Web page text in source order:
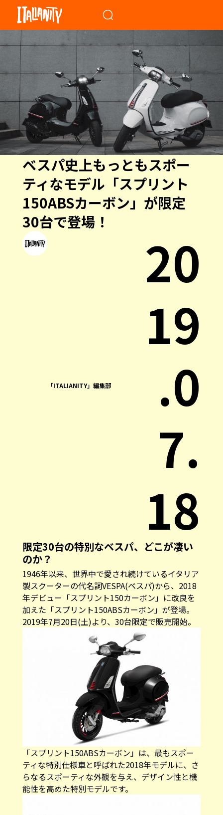
ベスパ史上もっともスポー
ティなモデル「スプリント
150ABSカーボン」が限定
30台で登場！
「ITALIANITY」編集部
20
19
.0
7.
18
限定30台の特別なベスパ、どこが凄い
のか？
1946年以来、世界中で愛され続けているイタリア
製スクーターの代名詞VESPA(ベスパ)から、2018
年デビュー「スプリント150カーボン」に改良を
加えた「スプリント150ABSカーボン」が登場。
2019年7月20日(土)より、30台限定で販売開始。
「スプリント150ABSカーボン」は、最もスポー
ティな特別仕様車と呼ばれた2018年モデルに、さ
らなるスポーティな外観を与え、デザイン性と機
能性を高めた特別モデルです。